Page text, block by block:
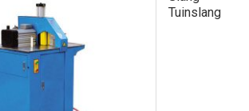
Tuinslang